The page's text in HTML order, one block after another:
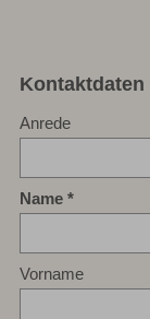
Kontaktdaten
Anrede
Name
Vorname